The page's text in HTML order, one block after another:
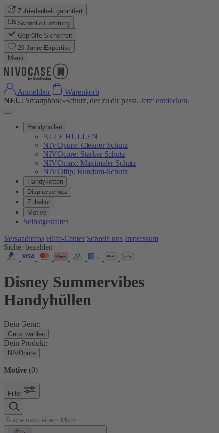
Zufriedenheit garantiert
Schnelle Lieferung
Geprüfte Sicherheit
20 Jahre Expertise
Menü
Anmelden
Warenkorb
NEU: Smartphone-Schutz, der zu dir passt. Jetzt entdecken.
Handyhüllen
ALLE HÜLLEN
NIVOpure: Cleaner Schutz
NIVOcore: Starker Schutz
NIVOmax: Maximaler Schutz
NIVOflip: Rundum-Schutz
Handyketten
Displayschutz
Zubehör
Motive
Selbstgestalten
Versandinfos Hilfe-Center Schreib uns Impressum
Sicher bezahlen
Disney Summervibes
Handyhüllen
Dein Gerät:
Gerät wählen
Dein Produkt:
NIVOpure
Motive (0)
Filter